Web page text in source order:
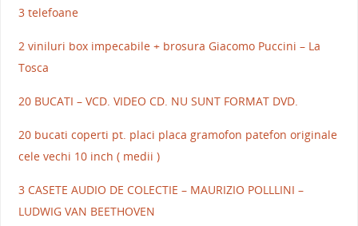
3 telefoane
2 viniluri box impecabile + brosura Giacomo Puccini – La
Tosca
20 BUCATI – VCD. VIDEO CD. NU SUNT FORMAT DVD.
20 bucati coperti pt. placi placa gramofon patefon originale
cele vechi 10 inch ( medii )
3 CASETE AUDIO DE COLECTIE – MAURIZIO POLLLINI –
LUDWIG VAN BEETHOVEN